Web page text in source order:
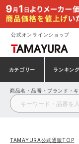
公式オンラインショップ
カテゴリー
安全靴・作業靴
ランキン
安全靴ランキング
安全靴スニーカーラ
アシックス
プーマ
建設・建築作業服
製造・工場作業服
商品名・品番・ブランド・
TAMAYURA公式通販TOP